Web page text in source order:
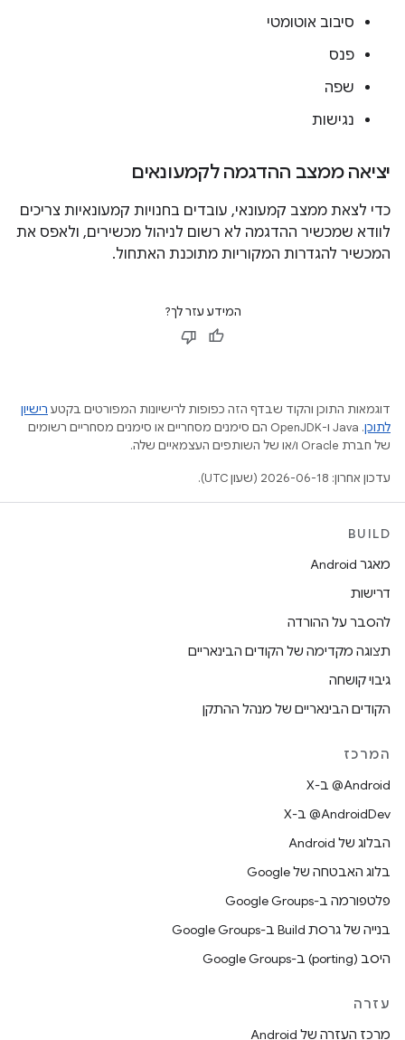
סיבוב אוטומטי
פנס
שפה
נגישות
יציאה ממצב ההדגמה לקמעונאים
כדי לצאת ממצב קמעונאי, עובדים בחנויות קמעונאיות צריכים
לוודא שמכשיר ההדגמה לא רשום לניהול מכשירים, ולאפס את
המכשיר להגדרות המקוריות מתוכנת האתחול.
המידע עזר לך?
דוגמאות התוכן והקוד שבדף הזה כפופות לרישיונות המפורטים בקטע רישיון
לתוכן
.‏ Java ו-OpenJDK הם סימנים מסחריים או סימנים מסחריים רשומים
של חברת Oracle ו/או של השותפים העצמאיים שלה.
עדכון אחרון: 2026-06-18 (שעון UTC).
BUILD
מאגר Android
דרישות
להסבר על ההורדה
תצוגה מקדימה של הקודים הבינאריים
גיבוי קושחה
הקודים הבינאריים של מנהל ההתקן
המרכז
‫‎@Android ב-X
‫‎@AndroidDev ב-X
הבלוג של Android
בלוג האבטחה של Google
פלטפורמה ב-Google Groups
בנייה של גרסת Build ב-Google Groups
היסב (porting) ב-Google Groups
עזרה
מרכז העזרה של Android